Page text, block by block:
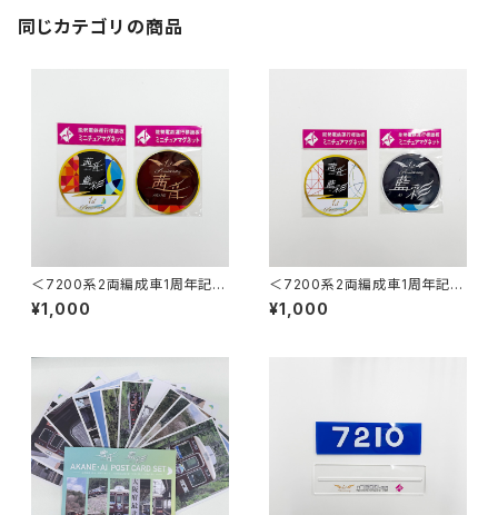
同じカテゴリの商品
＜7200系2両編成車1周年記念
＞茜音ミニチュアマグネット2枚
セット
¥1,000
＜7200系2両編成車1周年記念
＞藍彩ミニチュアマグネット2枚
セット
¥1,000